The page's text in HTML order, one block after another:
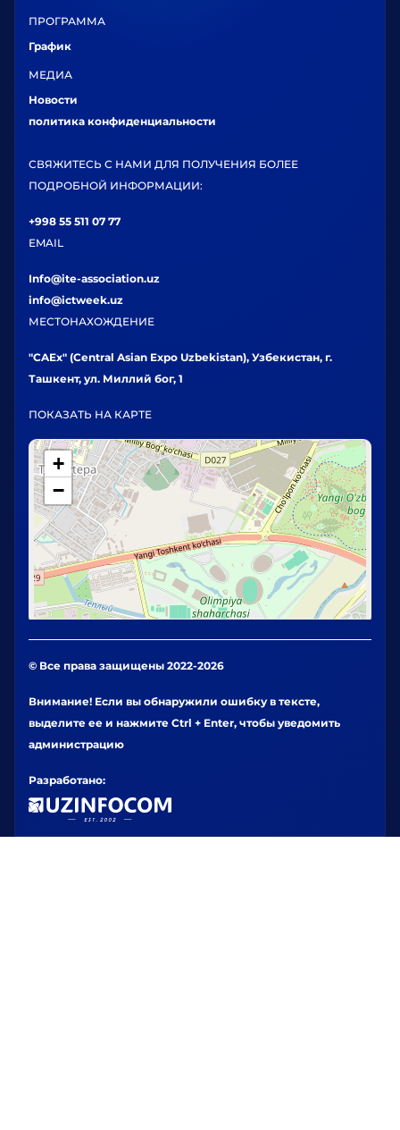
ПРОГРАММА
График
МЕДИА
Новости
политика конфиденциальности
СВЯЖИТЕСЬ С НАМИ ДЛЯ ПОЛУЧЕНИЯ БОЛЕЕ
ПОДРОБНОЙ ИНФОРМАЦИИ:
+998 55 511 07 77
EMAIL
Info@ite-association.uz
info@ictweek.uz
МЕСТОНАХОЖДЕНИЕ
"CAEx" (Central Asian Expo Uzbekistan), Узбекистан, г.
Ташкент, ул. Миллий бог, 1
ПОКАЗАТЬ НА КАРТЕ
+
−
© Все права защищены 2022-2026
Внимание! Если вы обнаружили ошибку в тексте,
выделите ее и нажмите Ctrl + Enter, чтобы уведомить
администрацию
Разработано: